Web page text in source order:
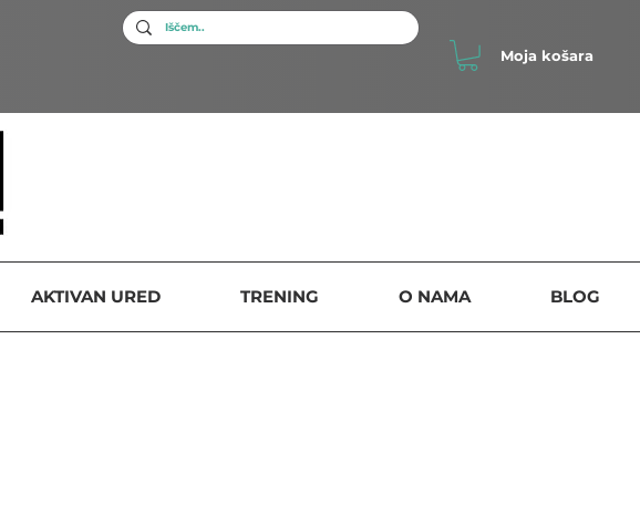
Moja košara
AKTIVAN URED TRENING O NAMA BLOG